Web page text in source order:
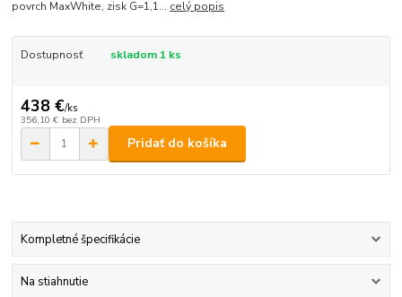
povrch MaxWhite, zisk G=1,1... celý popis
Dostupnosť skladom 1 ks
438 €/ks
356,10 € bez DPH
Pridať do košíka
Kompletné špecifikácie
Na stiahnutie